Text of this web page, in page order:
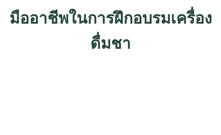
มืออาชีพในการฝึกอบรมเครื่อง
ดื่มชา